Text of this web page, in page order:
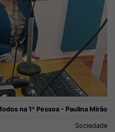
na 1ª Pessoa - Paulina Mirão
Sociedade